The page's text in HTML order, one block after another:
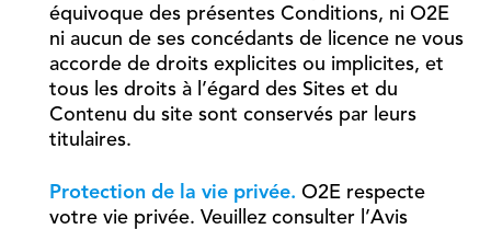
équivoque des présentes Conditions, ni O2E
ni aucun de ses concédants de licence ne vous
accorde de droits explicites ou implicites, et
tous les droits à l’égard des Sites et du
Contenu du site sont conservés par leurs
titulaires.
Protection de la vie privée. O2E respecte
votre vie privée. Veuillez consulter l’Avis